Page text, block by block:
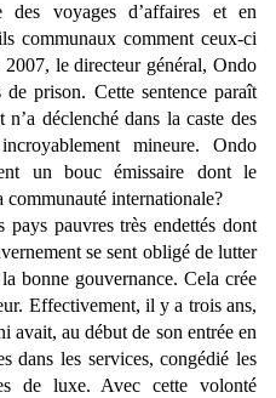
voyages d’affaires et en
communaux comment ceux-ci
le directeur général, Ondo
prison. Cette sentence paraît
déclenché dans la caste des
mineure. Ondo
un bouc émissaire dont le
internationale?
pauvres très endettés dont
se sent obligé de lutter
bonne gouvernance. Cela crée
Effectivement, il y a trois ans,
avait, au début de son entrée en
dans les services, congédié les
de luxe. Avec cette volonté